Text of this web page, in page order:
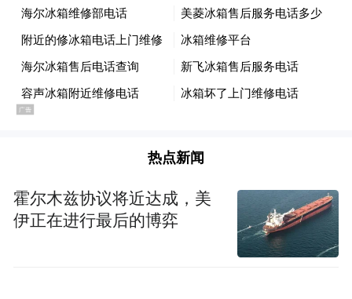
的“最后一公里”。
织全市各产业部门以及各区政府，协同梳理
构，有效解决了科技金融领域长期存在的信
息不对称问题。
以“八个坚持”为指引，探索金融向实向新发
热点新闻
霍尔木兹协议将近达成，美
伊正在进行最后的博弈